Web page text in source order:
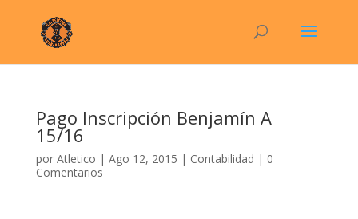
Pago Inscripción Benjamín A
15/16
por Atletico | Ago 12, 2015 | Contabilidad | 0
Comentarios